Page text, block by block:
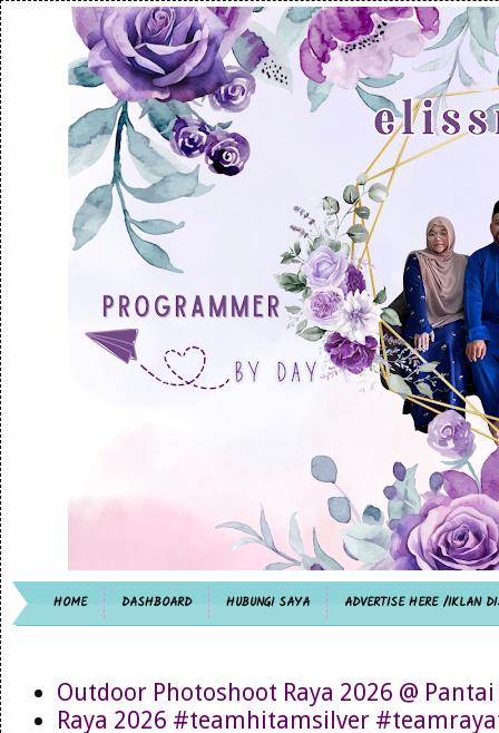
HOME DASHBOARD HUBUNGI SAYA ADVERTISE HERE /IKLAN
Outdoor Photoshoot Raya 2026 @ Pantai
Raya 2026 #teamhitamsilver